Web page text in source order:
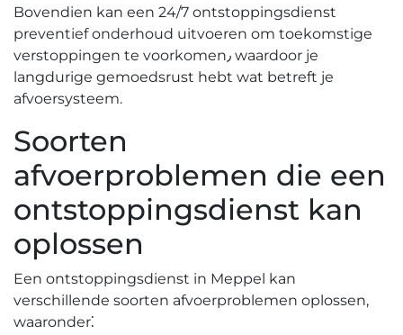
Bovendien kan een 24/7 ontstoppingsdienst
preventief onderhoud uitvoeren om toekomstige
verstoppingen te voorkomen٫ waardoor je
langdurige gemoedsrust hebt wat betreft je
afvoersysteem.​
Soorten
afvoerproblemen die een
ontstoppingsdienst kan
oplossen
Een ontstoppingsdienst in Meppel kan
verschillende soorten afvoerproblemen oplossen,
waaronder⁚